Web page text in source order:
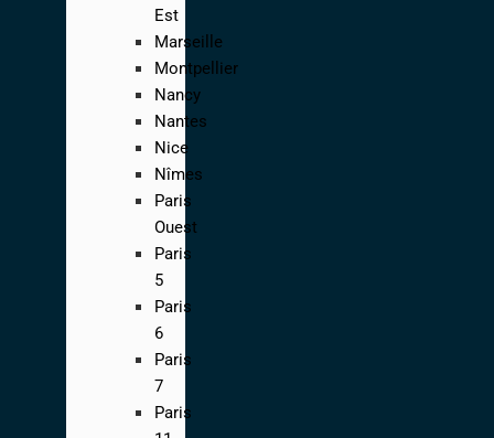
Est
Marseille
Montpellier
Nancy
Nantes
Nice
Nîmes
Paris
Ouest
Paris
5
Paris
6
Paris
7
Paris